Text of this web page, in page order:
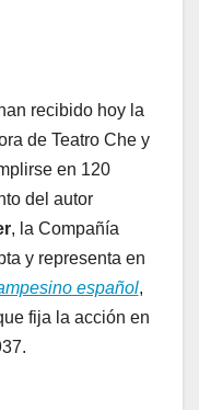
recibido hoy la
de Teatro Che y
en 120
del autor
, la Compañía
y representa en
español,
fija la acción en